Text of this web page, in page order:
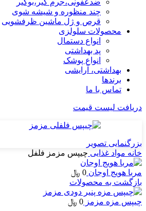
ضدعفونی،جرم گیر،بوگیر
چند منظوره و شیشه شوی
قرص و ژل ماشین ظرفشویی
محصولات سلولزی
انواع دستمال
پد بهداشتی
انواع پوشک
بهداشتی، آرایشی
برندها
تماس با ما
دریافت لیست قیمت
بزرگنمایی تصویر
خانه مواد غذایی چیپس مزمز فلفل
مربا هویج اوجان 0 ﷼
بازگشت به محصولات
چیپس مزه مزمز 0 ﷼